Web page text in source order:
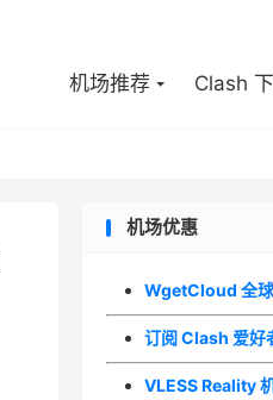
机场推荐 Clash
机场优惠
WgetCloud 全
订阅 Clash 爱好
VLESS Reality